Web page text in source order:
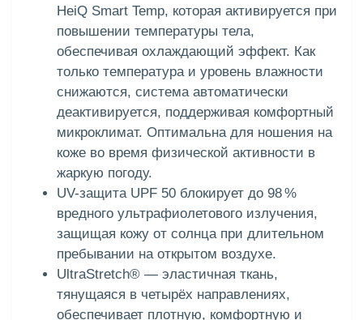
HeiQ Smart Temp, которая активируется при
повышении температуры тела,
обеспечивая охлаждающий эффект. Как
только температура и уровень влажности
снижаются, система автоматически
деактивируется, поддерживая комфортный
микроклимат. Оптимальна для ношения на
коже во время физической активности в
жаркую погоду.
UV-защита UPF 50 блокирует до 98 %
вредного ультрафиолетового излучения,
защищая кожу от солнца при длительном
пребывании на открытом воздухе.
UltraStretch® — эластичная ткань,
тянущаяся в четырёх направлениях,
обеспечивает плотную, комфортную и